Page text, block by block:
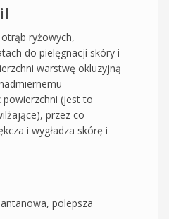
ryżowych,
do pielęgnacji skóry i
warstwę okluzyjną
(jest to
przez co
i wygładza skórę i
polepsza